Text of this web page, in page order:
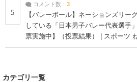
5
コメント数： 3
【バレーボール】ネーションズリー
している「日本男子バレー代表選手
票実施中】（投票結果） | スポーツ
カテゴリ一覧